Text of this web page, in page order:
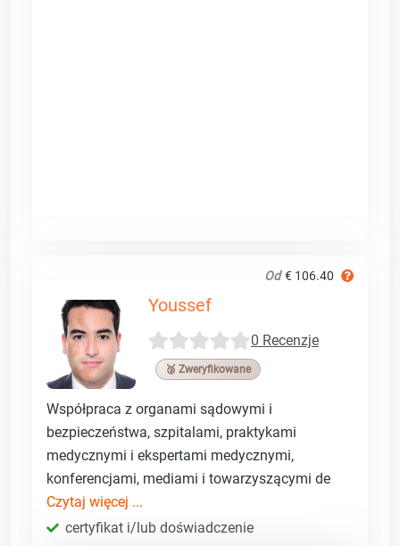
Od € 106.40
Youssef
0 Recenzje
🥉 Zweryfikowane
Współpraca z organami sądowymi i
bezpieczeństwa, szpitalami, praktykami
medycznymi i ekspertami medycznymi,
konferencjami, mediami i towarzyszącymi de
Czytaj więcej ...
certyfikat i/lub doświadczenie